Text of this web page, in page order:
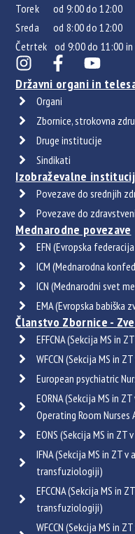
Torek od 9:00 do 12:00
Sreda od 8:00 do 12:00
Četrtek od 9:00 do 11:00 in
Državni organi in
Organi
Zbornice, strokovna
Druge institucije
Sindikati
Izobraževalne
Povezave do srednjih
Povezave do
Mednarodne povezave
EFN (Evropska
ICM (Mednarodna
ICN (Mednarodni svet
EMA (Evropska babiška
Članstvo Zbornice -
EFFCNA (Sekcija MS in
WFCCN (Sekcija MS in
European psychiatric
EORNA (Sekcija MS in
Operating Room
EONS (Sekcija MS in ZT
IFNA (Sekcija MS in ZT
transfuziologiji)
EFCCNA (Sekcija MS
transfuziologiji)
WFCCN (Sekcija MS in